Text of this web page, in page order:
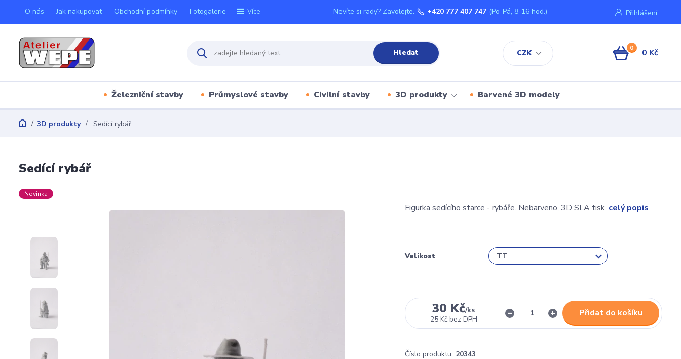
O nás Jak nakupovat Obchodní podmínky Fotogalerie Více
CZK
Přihlášení
Hledat
Nevíte si rady? Zavolejte. +420 777 407 747 (Po-Pá, 8-16 hod.)
0 0 Kč
Železniční stavby Průmyslové stavby Civilní stavby 3D produkty Barvené 3D modely
3D produkty Sedící rybář
Sedící rybář
Novinka
Figurka sedícího starce - rybáře. Nebarveno, 3D SLA tisk. celý popis
Velikost
30 Kč/ks
25 Kč bez DPH
Přidat do košíku
Číslo produktu: 20343